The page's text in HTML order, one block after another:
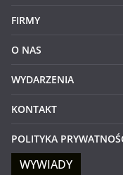
FIRMY
O NAS
WYDARZENIA
KONTAKT
POLITYKA
WYWIADY